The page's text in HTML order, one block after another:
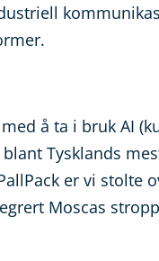
å ta i bruk AI
Tysklands
er vi stolte
Moscas